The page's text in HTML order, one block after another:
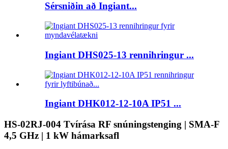
Sérsniðin að Ingiant...
Ingiant DHS025-13 rennihringur ...
Ingiant DHK012-12-10A IP51 ...
HS-02RJ-004 Tvírása RF snúningstenging | SMA-F
4,5 GHz | 1 kW hámarksafl